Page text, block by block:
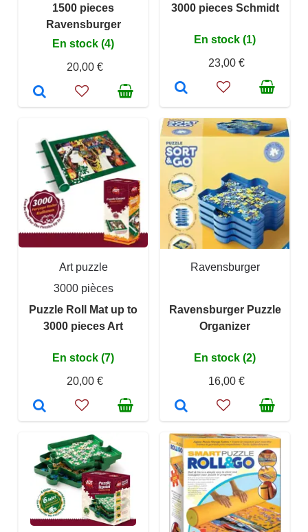
1500 pieces
Ravensburger
En stock (4)
20,00 €
3000 pieces Schmidt
En stock (1)
23,00 €
Art puzzle
3000 pièces
Puzzle Roll Mat up to
3000 pieces Art
En stock (7)
20,00 €
Ravensburger
Ravensburger Puzzle
Organizer
En stock (2)
16,00 €